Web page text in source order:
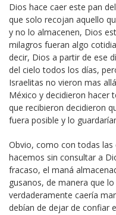
Dios hace caer este pan
que solo recojan aquello
y no lo almacenen, Dios
milagros fueran algo
decir, Dios a partir de ese
del cielo todos los días,
Israelitas no vieron mas
México y decidieron hacer
que recibieron decidieron
fuera posible y lo
Obvio, como con todas las
hacemos sin consultar a
fracaso, el maná
gusanos, de manera que
verdaderamente caería
debían de dejar de confiar